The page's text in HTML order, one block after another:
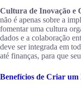
Cultura de Inovação e
não é apenas sobre a
fomentar uma cultura
dados e a colaboração
deve ser integrada em
até finanças, para que
Benefícios de Criar